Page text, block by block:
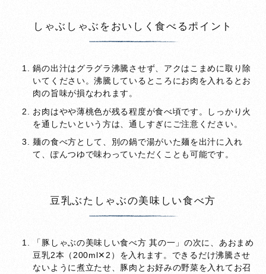
しゃぶしゃぶをおいしく食べるポイント
鍋の出汁はグラグラ沸騰させず、アクはこまめに取り除
いてください。沸騰しているところにお肉を入れるとお
肉の旨味が損なわれます。
お肉はやや薄桃色が残る程度が食べ頃です。しっかり火
を通したいという方は、通しすぎにご注意ください。
麺の食べ方として、別の鍋で湯がいた麺を出汁に入れ
て、ぽんつゆで味わっていただくことも可能です。
豆乳ぶたしゃぶの美味しい食べ方
「豚しゃぶの美味しい食べ方 其の一」の次に、あおまめ
豆乳2本（200ml✕2）を入れます。できるだけ沸騰させ
ないように煮立たせ、豚肉とお好みの野菜を入れてお召